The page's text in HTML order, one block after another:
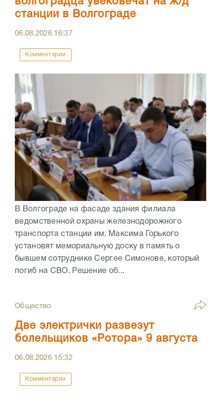
станции в Волгограде
06.08.2026 16:37
Комментарии
В Волгограде на фасаде здания филиала
ведомственной охраны железнодорожного
транспорта станции им. Максима Горького
установят мемориальную доску в память о
бывшем сотруднике Сергее Симонове, который
погиб на СВО. Решение об...
Общество
Две электрички развезут
болельщиков «Ротора» 9 августа
06.08.2026 15:32
Комментарии